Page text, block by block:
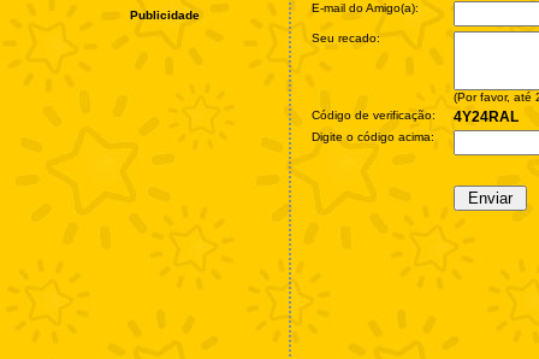
Publicidade
E-mail do Amigo(a):
Seu recado:
(Por favor, até
Código de verificação:
4Y24RAL
Digite o código acima: